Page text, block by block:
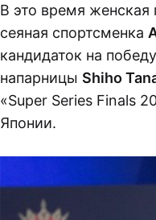
В это время
сеяная спортсменка
кандидаток на
напарницы Shiho
«Super Series Finals
Японии.